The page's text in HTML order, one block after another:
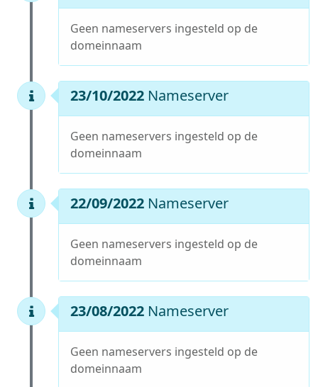
Geen nameservers ingesteld op de
domeinnaam
23/10/2022 Nameserver
Geen nameservers ingesteld op de
domeinnaam
22/09/2022 Nameserver
Geen nameservers ingesteld op de
domeinnaam
23/08/2022 Nameserver
Geen nameservers ingesteld op de
domeinnaam